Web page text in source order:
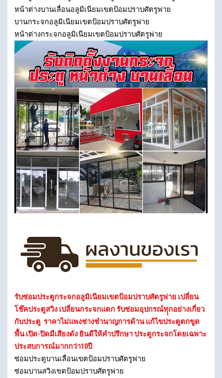
หน้าต่างบานเลื่อนอลูมิเนียมเขตป้อมปราบศัตรูพ่าย
บานกระจกอลูมิเนียมเขตป้อมปราบศัตรูพ่าย
หน้าต่างกระจกอลูมิเนียมเขตป้อมปราบศัตรูพ่าย
รับซ่อมประตูกระจกอลูมิเนียมเขตป้อมปราบศัตรูพ่าย เปลี่ยน
โช๊คประตูสวิง เปลี่ยนกระจกแตก รับซ่อมอุปกรณ์ทุุกอย่างเกี่ยว
กับประตู ราคาไม่แพงช่างชำนาญการด้าน แก้ไขประตูตกขูด
พื้น เปิด-ปิดมีเสียงดัง ยินดีให้คำปรึกษา ประตูกระจกโดยเฉพาะ
ประสบการณ์มากกว่า10ปี
ซ่อมประตูบานเลื่อนเขตป้อมปราบศัตรูพ่าย
ซ่อมบานสวิงเขตป้อมปราบศัตรูพ่าย